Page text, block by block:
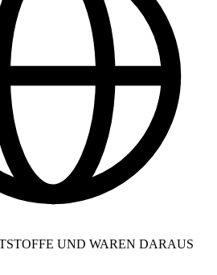
UND WAREN DARAUS